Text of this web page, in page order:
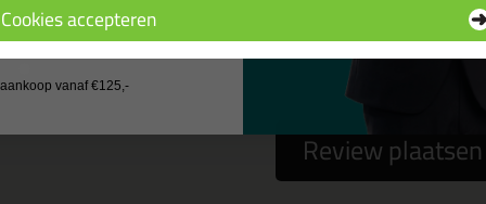
nee
Review plaatsen
Cookies accepteren
geen cadeau
vanaf €125,-